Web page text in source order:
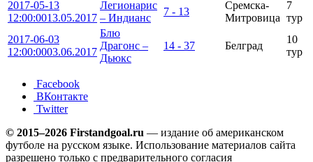
2017-05-13
12:00:0013.05.2017
Легионарис
– Индианс
7 - 13
Сремска-
Митровица
7
тур
2017-06-03
12:00:0003.06.2017
Блю
Драгонс –
Дьюкс
14 - 37 Белград
10
тур
Facebook
ВКонтакте
Twitter
© 2015–2026 Firstandgoal.ru — издание об американском
футболе на русском языке. Использование материалов cайта
разрешено только с предварительного согласия